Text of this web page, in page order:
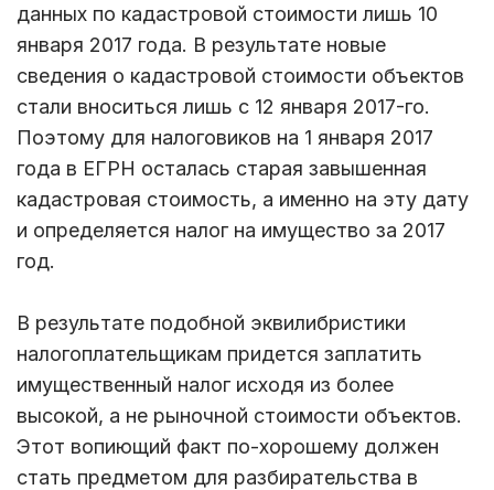
данных по кадастровой стоимости лишь 10
января 2017 года. В результате новые
сведения о кадастровой стоимости объектов
стали вноситься лишь с 12 января 2017-го.
Поэтому для налоговиков на 1 января 2017
года в ЕГРН осталась старая завышенная
кадастровая стоимость, а именно на эту дату
и определяется налог на имущество за 2017
год.
В результате подобной эквилибристики
налогоплательщикам придется заплатить
имущественный налог исходя из более
высокой, а не рыночной стоимости объектов.
Этот вопиющий факт по-хорошему должен
стать предметом для разбирательства в